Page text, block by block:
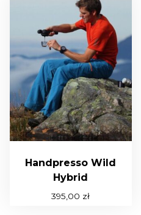
Handpresso Wild
Hybrid
395,00 zł